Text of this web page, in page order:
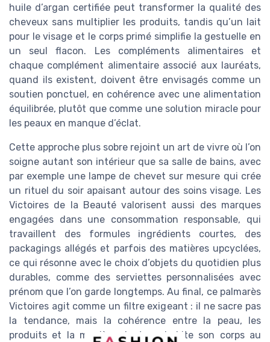
huile d’argan certifiée peut transformer la qualité des
cheveux sans multiplier les produits, tandis qu’un lait
pour le visage et le corps primé simplifie la gestuelle en
un seul flacon. Les compléments alimentaires et
chaque complément alimentaire associé aux lauréats,
quand ils existent, doivent être envisagés comme un
soutien ponctuel, en cohérence avec une alimentation
équilibrée, plutôt que comme une solution miracle pour
les peaux en manque d’éclat.
Cette approche plus sobre rejoint un art de vivre où l’on
soigne autant son intérieur que sa salle de bains, avec
par exemple une lampe de chevet sur mesure qui crée
un rituel du soir apaisant autour des soins visage. Les
Victoires de la Beauté valorisent aussi des marques
engagées dans une consommation responsable, qui
travaillent des formules ingrédients courtes, des
packagings allégés et parfois des matières upcyclées,
ce qui résonne avec le choix d’objets du quotidien plus
durables, comme des serviettes personnalisées avec
prénom que l’on garde longtemps. Au final, ce palmarès
Victoires agit comme un filtre exigeant : il ne sacre pas
la tendance, mais la cohérence entre la peau, les
produits et la manière dont on habite son corps au